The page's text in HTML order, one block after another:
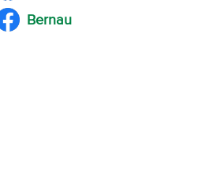
Bernau